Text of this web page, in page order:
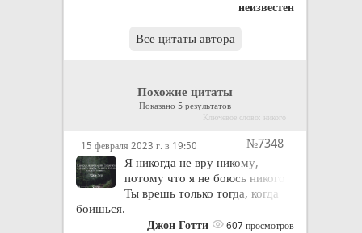
неизвестен
Все цитаты автора
Похожие цитаты
Показано 5 результатов
Ключевое слово: никого
15 февраля 2023 г. в 19:50
№7348
Я никогда не вру никому,
потому что я не боюсь никого.
Ты врешь только тогда, когда
боишься.
Джон Готти 607 просмотров